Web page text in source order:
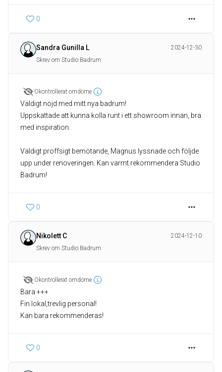
0
Sandra Gunilla L
2024-12-30
Skrev om Studio Badrum
Okontrollerat omdöme
Väldigt nöjd med mitt nya badrum!
Uppskattade att kunna kolla runt i ett showroom innan, bra
med inspiration.
Väldigt proffsigt bemötande, Magnus lyssnade och följde
upp under renoveringen. Kan varmt rekommendera Studio
Badrum!
0
Nikolett C
2024-12-10
Skrev om Studio Badrum
Okontrollerat omdöme
Bara +++
Fin lokal,trevlig personal!
Kan bara rekommenderas!
0